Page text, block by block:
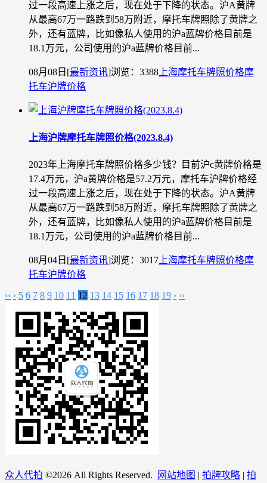
过一段高速上涨之后，现在处于下降的状态。沪A黄牌
从最高67万一路跌到58万附近，摩托车牌照除了黄牌之
外，还有蓝牌，比如像私人使用的沪a蓝牌价格目前是
18.1万元，公司使用的沪a蓝牌价格目前...
08月08日 [最新资讯]浏览：3388上海摩托车牌照价格摩
托车沪牌价格
上海沪牌摩托车牌照价格(2023.8.4)
2023年上海摩托车牌照价格多少钱？目前沪c黄牌价格是
17.4万元，沪a黄牌价格是57.2万元，摩托车沪牌价格经
过一段高速上涨之后，现在处于下降的状态。沪A黄牌
从最高67万一路跌到58万附近，摩托车牌照除了黄牌之
外，还有蓝牌，比如像私人使用的沪a蓝牌价格目前是
18.1万元，公司使用的沪a蓝牌价格目前...
08月04日 [最新资讯]浏览：3017 上海摩托车牌照价格摩
托车沪牌价格
‹‹ ‹ 5 6 7 8 9 10 11 12 13 14 15 16 17 18 19 › ››
众人代拍 ©2026 All Rights Reserved. 网站地图 | 拍牌攻略 | 拍